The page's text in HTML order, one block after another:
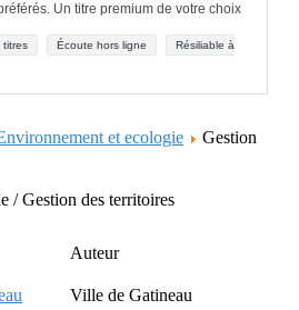
Un titre premium de votre choix
titres Écoute hors ligne
Résiliable à
et ecologie
Gestion
/ Gestion des territoires
Auteur
Ville de Gatineau